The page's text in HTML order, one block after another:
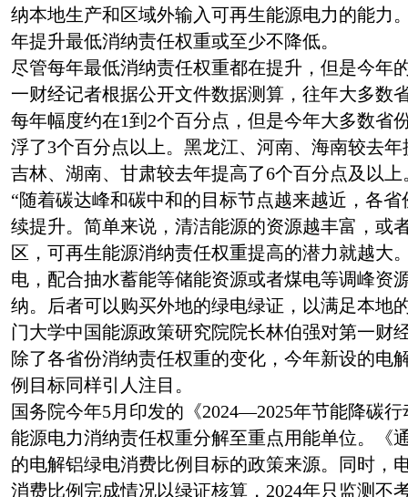
纳本地生产和区域外输入可再生能源电力的能力
年提升最低消纳责任权重或至少不降低。
尽管每年最低消纳责任权重都在提升，但是今年
一财经记者根据公开文件数据测算，往年大多数
每年幅度约在1到2个百分点，但是今年大多数省
浮了3个百分点以上。黑龙江、河南、海南较去
吉林、湖南、甘肃较去年提高了6个百分点及以上
“随着碳达峰和碳中和的目标节点越来越近，各
续提升。简单来说，清洁能源的资源越丰富，或
区，可再生能源消纳责任权重提高的潜力就越大
电，配合抽水蓄能等储能资源或者煤电等调峰资
纳。后者可以购买外地的绿电绿证，以满足本地
门大学中国能源政策研究院院长林伯强对第一财
除了各省份消纳责任权重的变化，今年新设的电
例目标同样引人注目。
国务院今年5月印发的《2024—2025年节能降碳
能源电力消纳责任权重分解至重点用能单位。《
的电解铝绿电消费比例目标的政策来源。同时，
消费比例完成情况以绿证核算，2024年只监测不